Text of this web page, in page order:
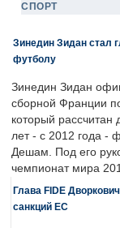
СПОРТ
Зинедин Зидан стал
футболу
Зинедин Зидан
сборной Франции
который рассчитан
лет - с 2012 года -
Дешам. Под его
чемпионат мира
Глава FIDE
санкций ЕС